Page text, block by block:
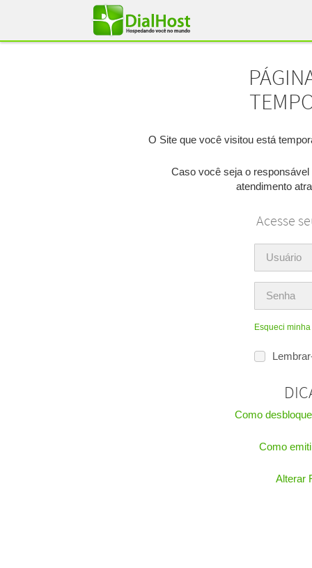
O Site que você visitou está
Caso você seja o
atendimento
Acesse
Esqueci
Como
Como
Alterar